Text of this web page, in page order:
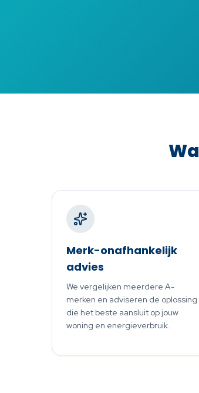
Merk-onafhankelijk
advies
We vergelijken meerdere A-
merken en adviseren de oplossing
die het beste aansluit op jouw
woning en energieverbruik.